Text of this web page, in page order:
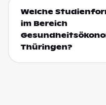
Welche
im Bereich
Thüringen?